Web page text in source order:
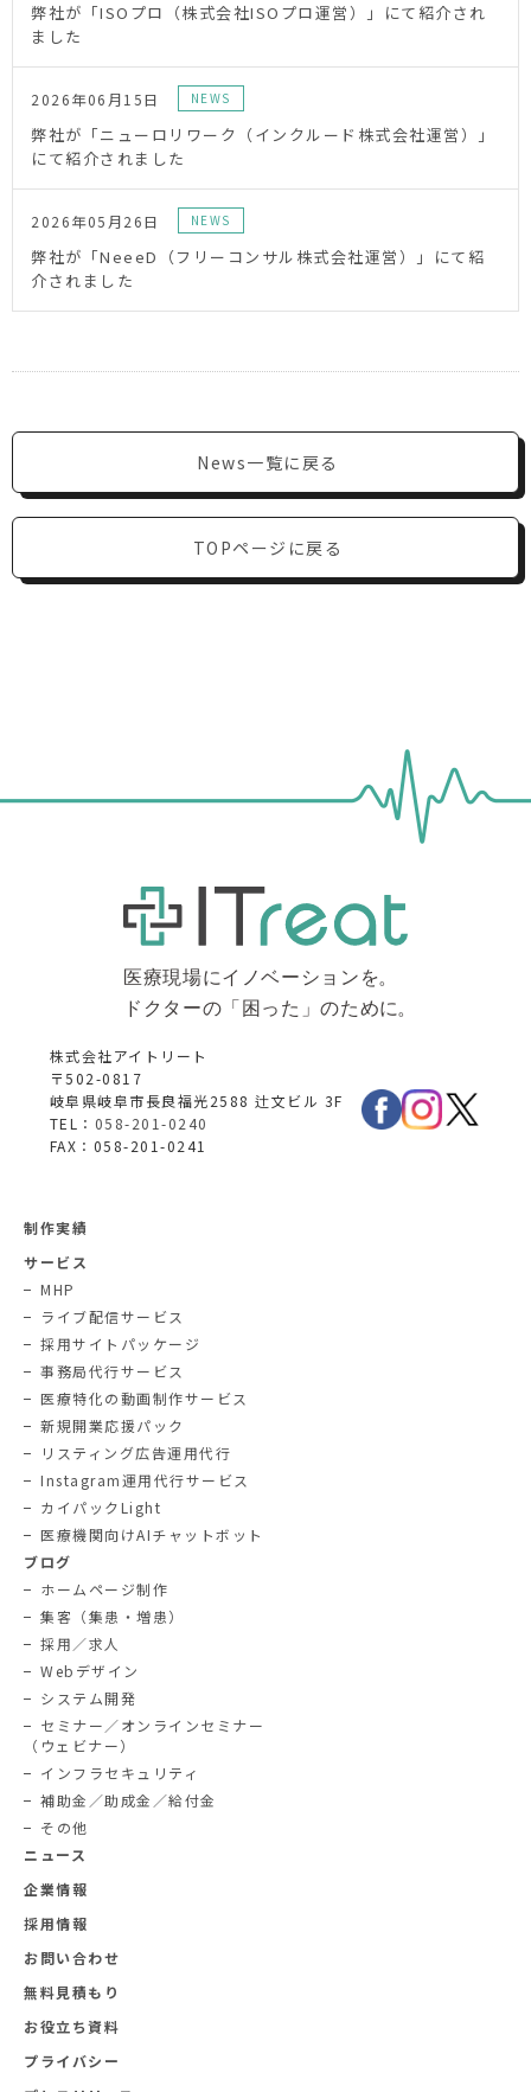
弊社が「ISOプロ（株式会社ISOプロ運営）」にて紹介され
ました
2026年06月15日 NEWS
弊社が「ニューロリワーク（インクルード株式会社運営）」
にて紹介されました
2026年05月26日 NEWS
弊社が「NeeeD（フリーコンサル株式会社運営）」にて紹
介されました
News一覧に戻る
TOPページに戻る
株式会社アイトリート
〒502-0817
岐阜県岐阜市長良福光2588 辻文ビル 3F
TEL： 058-201-0240
FAX：058-201-0241
制作実績
サービス
MHP
ライブ配信サービス
採用サイトパッケージ
事務局代行サービス
医療特化の動画制作サービス
新規開業応援パック
リスティング広告運用代行
Instagram運用代行サービス
カイパックLight
医療機関向けAIチャットボット
ブログ
ホームページ制作
集客（集患・増患）
採用／求人
Webデザイン
システム開発
セミナー／オンラインセミナー
（ウェビナー）
インフラセキュリティ
補助金／助成金／給付金
その他
ニュース
企業情報
採用情報
お問い合わせ
無料見積もり
お役立ち資料
プライバシー